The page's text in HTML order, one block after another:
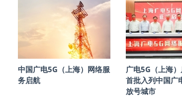
中国广电5G（上海）网络服
务启航
广电5G（上海
首批入列中国广
放号城市